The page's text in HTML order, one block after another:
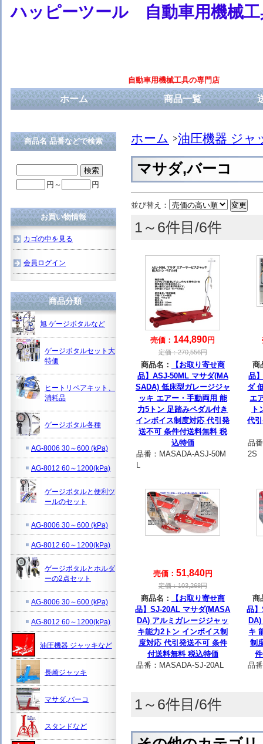
ハッピーツール 自動車用機械工
自動車用機械工具の専門店
ホーム 商品一覧
ホーム 油圧機器 ジャ
マサダ,バーコ
並び替え：
1～6件目/6件
売価： 144,890円
定価：270,556円
商品名：
【お取り寄せ商
品】ASJ-50ML マサダ(MA
SADA) 低床型ガレージジャ
ッキ エアー・手動両用 能
力5トン 足踏みペダル付き
インボイス制度対応 代引発
送不可 条件付送料無料 税
込特価
品番： MASADA-ASJ-50M
L
商
品
ダ
エ
ト
代
品
2S
売価： 51,840円
定価：103,268円
商品名：
【お取り寄せ商
品】SJ-20AL マサダ(MASA
DA) アルミガレージジャッ
キ能力2トン インボイス制
度対応 代引発送不可 条件
付送料無料 税込特価
品番： MASADA-SJ-20AL
商
品
キ
制
品
1～6件目/6件
商品名 品番などで検索
円～ 円
お買い物情報
カゴの中を見る
会員ログイン
商品分類
旭 ゲージボタルなど
ゲージボタルセット大
特価
ヒートリペアキット、
消耗品
ゲージボタル各種
AG-8006 30～600 (kPa)
AG-8012 60～1200(kPa)
ゲージボタルと便利ツ
ールのセット
AG-8006 30～600 (kPa)
AG-8012 60～1200(kPa)
ゲージボタルとホルダ
ーの2点セット
AG-8006 30～600 (kPa)
AG-8012 60～1200(kPa)
油圧機器 ジャッキなど
長崎ジャッキ
マサダ,バーコ
スタンドなど